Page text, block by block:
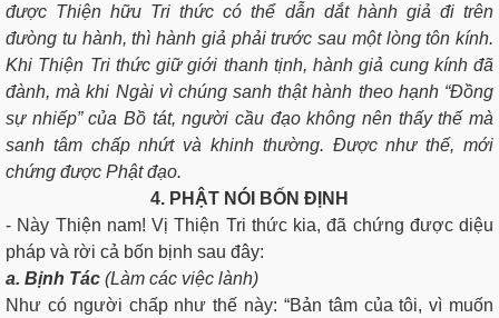
được Thiện hữu Tri thức có thể dẫn dắt hành giả đi trên
đưòng tu hành, thì hành giả phải trước sau một lòng tôn kính.
Khi Thiện Tri thức giữ giới thanh tịnh, hành giả cung kính đã
đành, mà khi Ngài vì chúng sanh thật hành theo hạnh “Đồng
sự nhiếp” của Bồ tát, người cầu đạo không nên thấy thế mà
sanh tâm chấp nhứt và khinh thường. Ðược như thế, mới
chứng được Phật đạo.
4. PHẬT NÓI BỐN ĐỊNH
- Này Thiện nam! Vị Thiện Tri thức kia, đã chứng được diệu
pháp và rời cả bốn bịnh sau đây:
a. Bịnh Tác (Làm các việc lành)
Như có người chấp như thế này: “Bản tâm của tôi, vì muốn